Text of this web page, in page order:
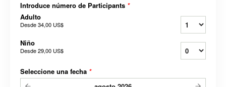
Introduce número de Participants *
Adulto
Desde34,00 US$
Niño
Desde29,00 US$
Seleccione una fecha *